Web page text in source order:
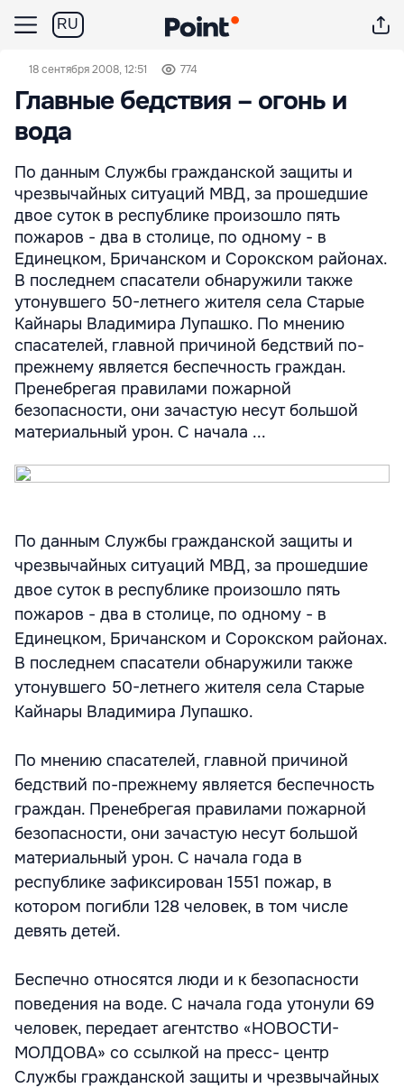
RU
18 сентября 2008, 12:51 774
Главные бедствия – огонь и
вода
По данным Службы гражданской защиты и
чрезвычайных ситуаций МВД, за прошедшие
двое суток в республике произошло пять
пожаров - два в столице, по одному - в
Единецком, Бричанском и Сорокском районах.
В последнем спасатели обнаружили также
утонувшего 50-летнего жителя села Старые
Кайнары Владимира Лупашко. По мнению
спасателей, главной причиной бедствий по-
прежнему является беспечность граждан.
Пренебрегая правилами пожарной
безопасности, они зачастую несут большой
материальный урон. С начала ...
По данным Службы гражданской защиты и
чрезвычайных ситуаций МВД, за прошедшие
двое суток в республике произошло пять
пожаров - два в столице, по одному - в
Единецком, Бричанском и Сорокском районах.
В последнем спасатели обнаружили также
утонувшего 50-летнего жителя села Старые
Кайнары Владимира Лупашко.
По мнению спасателей, главной причиной
бедствий по-прежнему является беспечность
граждан. Пренебрегая правилами пожарной
безопасности, они зачастую несут большой
материальный урон. С начала года в
республике зафиксирован 1551 пожар, в
котором погибли 128 человек, в том числе
девять детей.
Беспечно относятся люди и к безопасности
поведения на воде. С начала года утонули 69
человек, передает агентство «НОВОСТИ-
МОЛДОВА» со ссылкой на пресс- центр
Службы гражданской защиты и чрезвычайных